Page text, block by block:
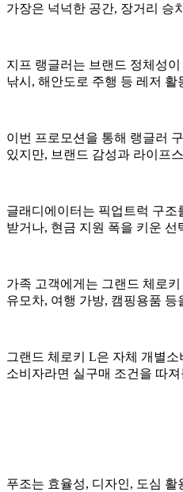
가장은 넉넉한 공간, 장거리 승
지프 랭글러는 브랜드 정체성
낚시, 해안도로 주행 등 레저
이번 프로모션을 통해 랭글러
있지만, 브랜드 감성과 라이프
글래디에이터는 픽업트럭 구조
받거나, 현금 지원 폭을 키운 선
가족 고객에게는 그랜드 체로
유모차, 여행 가방, 캠핑용품
그랜드 체로키 L은 자체 개별
소비자라면 실구매 조건을 따
푸조는 효율성, 디자인, 도심